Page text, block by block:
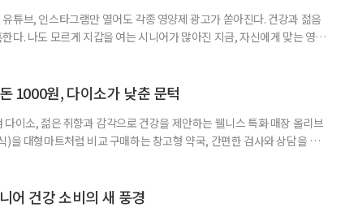
튜브, 인스타그램만 열어도 각종 영양제 광고가 쏟아진다. 건강과 젊음
다. 나도 모르게 지갑을 여는 시니어가 많아진 지금, 자신에게 맞는 영양
고 있다. 연예인과 인플루언서가 추천하는 제품 광고를 보다 보면, 그
1000원, 다이소가 낮춘 문턱
이소, 젊은 취향과 감각으로 건강을 제안하는 웰니스 특화 매장 올리브
을 대형마트처럼 비교 구매하는 창고형 약국, 간편한 검사와 상담을 결
봤다. 다이소 건기식 코너에서 가장 먼저 눈에 띄는 것은 가격이다. 100
어 건강 소비의 새 풍경